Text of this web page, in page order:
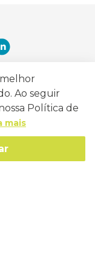
Ao seguir
Política de
mais